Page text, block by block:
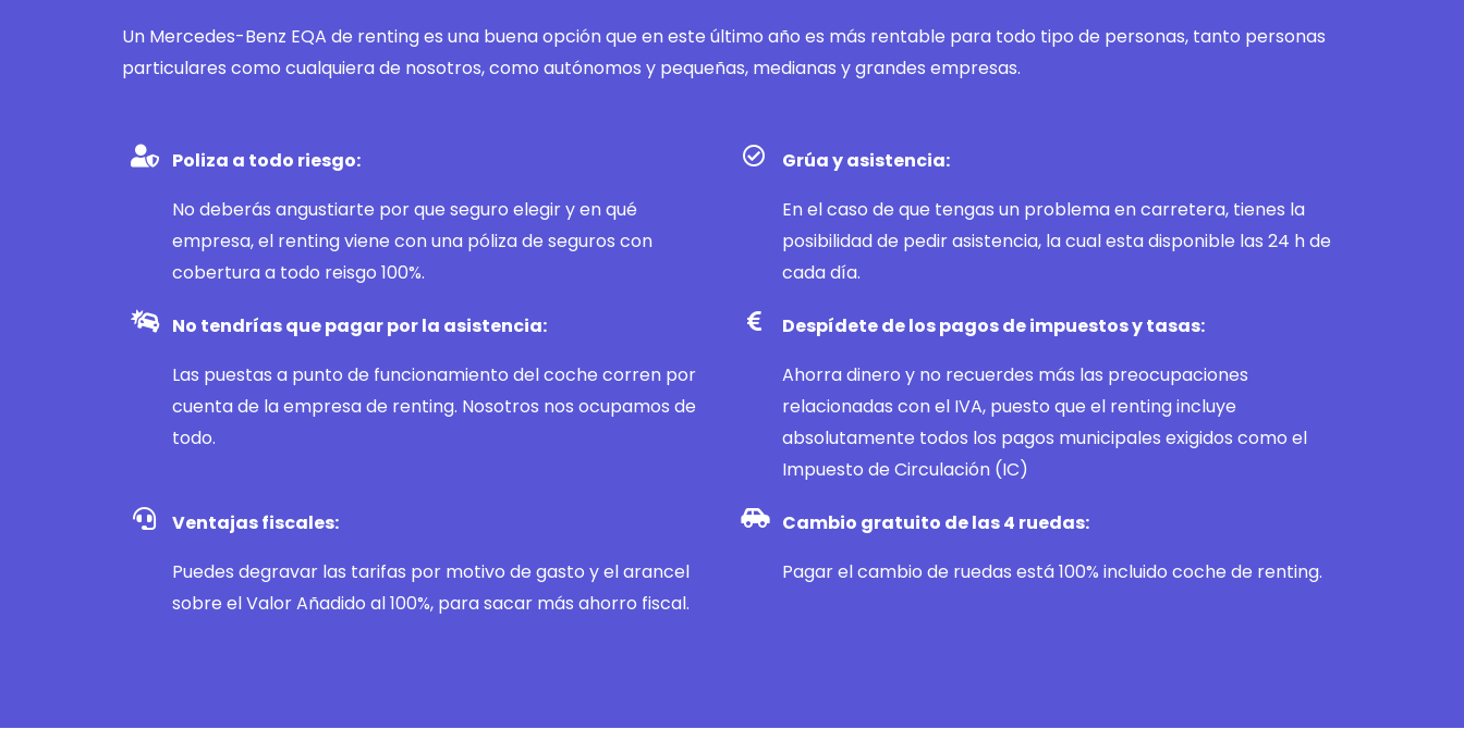
Un Mercedes-Benz EQA de renting es una buena opción que en este último año es más rentable para todo tipo de personas, tanto personas
particulares como cualquiera de nosotros, como autónomos y pequeñas, medianas y grandes empresas.
Poliza a todo riesgo:
No deberás angustiarte por que seguro elegir y en qué
empresa, el renting viene con una póliza de seguros con
cobertura a todo reisgo 100%.
Grúa y asistencia:
En el caso de que tengas un problema en carretera, tienes la
posibilidad de pedir asistencia, la cual esta disponible las 24 h de
cada día.
No tendrías que pagar por la asistencia:
Las puestas a punto de funcionamiento del coche corren por
cuenta de la empresa de renting. Nosotros nos ocupamos de
todo.
Despídete de los pagos de impuestos y tasas:
Ahorra dinero y no recuerdes más las preocupaciones
relacionadas con el IVA, puesto que el renting incluye
absolutamente todos los pagos municipales exigidos como el
Impuesto de Circulación (IC)
Ventajas fiscales:
Puedes degravar las tarifas por motivo de gasto y el arancel
sobre el Valor Añadido al 100%, para sacar más ahorro fiscal.
Cambio gratuito de las 4 ruedas:
Pagar el cambio de ruedas está 100% incluido coche de renting.